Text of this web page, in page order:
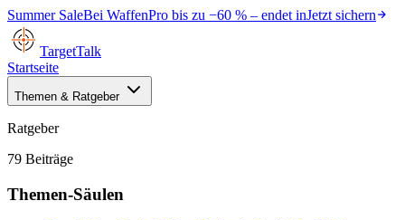
Summer SaleBei WaffenPro bis zu −60 % – endet inJetzt sichern
TargetTalk
Startseite
Themen & Ratgeber
Ratgeber
79 Beiträge
Themen-Säulen